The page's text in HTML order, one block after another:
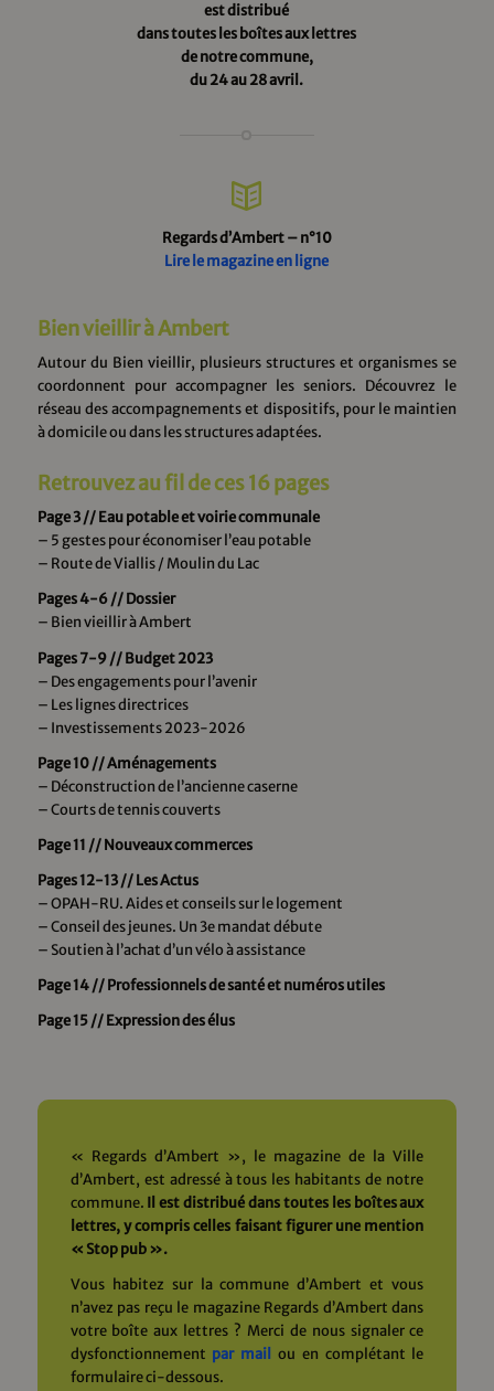
est distribué
dans toutes les boîtes aux lettres
de notre commune,
du 24 au 28 avril.
Regards d’Ambert – n°10
Lire le magazine en ligne
Bien vieillir à Ambert
Autour du Bien vieillir, plusieurs structures et organismes se
coordonnent pour accompagner les seniors. Découvrez le
réseau des accompagnements et dispositifs, pour le maintien
à domicile ou dans les structures adaptées.
Retrouvez au fil de ces 16 pages
Page 3 // Eau potable et voirie communale
– 5 gestes pour économiser l’eau potable
– Route de Viallis / Moulin du Lac
Pages 4-6 // Dossier
– Bien vieillir à Ambert
Pages 7-9 // Budget 2023
– Des engagements pour l’avenir
– Les lignes directrices
– Investissements 2023-2026
Page 10 // Aménagements
– Déconstruction de l’ancienne caserne
– Courts de tennis couverts
Page 11 // Nouveaux commerces
Pages 12-13 // Les Actus
– OPAH-RU. Aides et conseils sur le logement
– Conseil des jeunes. Un 3e mandat débute
– Soutien à l’achat d’un vélo à assistance
Page 14 // Professionnels de santé et numéros utiles
Page 15 // Expression des élus
« Regards d’Ambert », le magazine de la Ville
d’Ambert, est adressé à tous les habitants de notre
commune. Il est distribué dans toutes les boîtes aux
lettres, y compris celles faisant figurer une mention
« Stop pub ».
Vous habitez sur la commune d’Ambert et vous
n’avez pas reçu le magazine Regards d’Ambert dans
votre boîte aux lettres ? Merci de nous signaler ce
dysfonctionnement par mail ou en complétant le
formulaire ci-dessous.